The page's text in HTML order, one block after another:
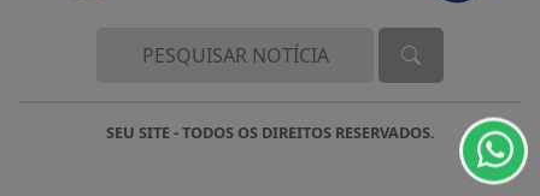
SEU SITE - TODOS OS DIREITOS RESERVADOS.
experiência de navegação. Ao continuar o acesso,
entendemos que você concorda com nossos Termos
PARA MAIS INFORMAÇÕES,ACESSE NOSSOS TERMOS